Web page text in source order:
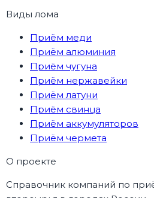
Виды лома
Приём меди
Приём алюминия
Приём чугуна
Приём нержавейки
Приём латуни
Приём свинца
Приём аккумуляторов
Приём чермета
О проекте
Справочник компаний по